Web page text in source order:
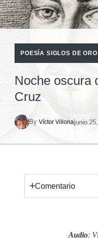
POESÍA SIGLOS DE ORO
Noche oscura
Cruz
By Víctor Villoriajunio
Comentario
Audio: